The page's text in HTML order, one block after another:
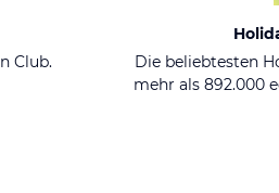
Club.
Die beliebtesten
mehr als 892.000